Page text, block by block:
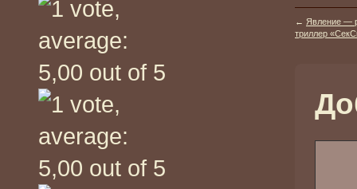
← Явление —
триллер